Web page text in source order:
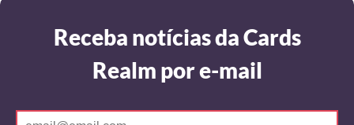
Receba notícias da Cards
Realm por e-mail